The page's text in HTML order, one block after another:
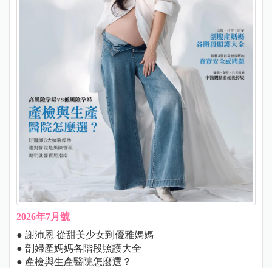
2026年7月號
● 謝沛恩 從甜美少女到優雅媽媽
● 剖婦產媽媽各階段照護大全
● 產檢與生產醫院怎麼選？